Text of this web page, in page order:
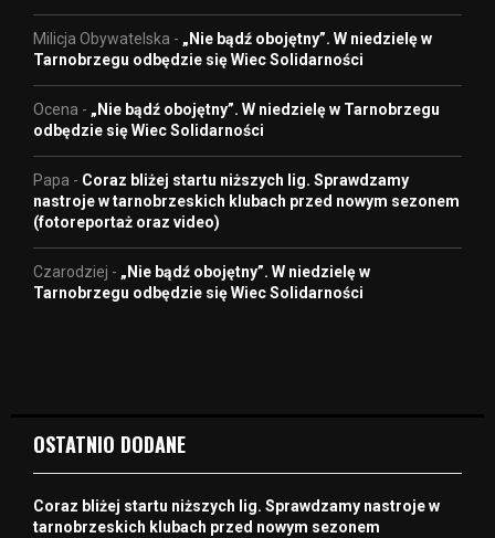
Milicja Obywatelska - „Nie bądź obojętny”. W niedzielę w
Tarnobrzegu odbędzie się Wiec Solidarności
Ocena - „Nie bądź obojętny”. W niedzielę w Tarnobrzegu
odbędzie się Wiec Solidarności
Papa - Coraz bliżej startu niższych lig. Sprawdzamy
nastroje w tarnobrzeskich klubach przed nowym sezonem
(fotoreportaż oraz video)
Czarodziej - „Nie bądź obojętny”. W niedzielę w
Tarnobrzegu odbędzie się Wiec Solidarności
OSTATNIO DODANE
Coraz bliżej startu niższych lig. Sprawdzamy nastroje w
tarnobrzeskich klubach przed nowym sezonem